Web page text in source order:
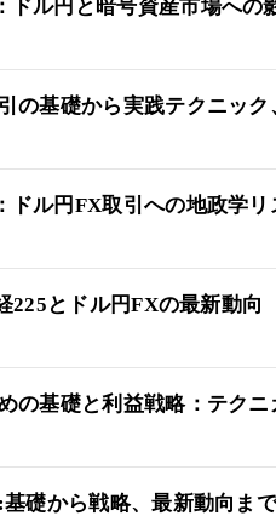
ドル円と暗号資産市場への
の基礎から実践テクニッ
ドル円FX取引への地政学
225とドル円FXの最新動向
の基礎と利益戦略：テク
礎から戦略、最新動向ま